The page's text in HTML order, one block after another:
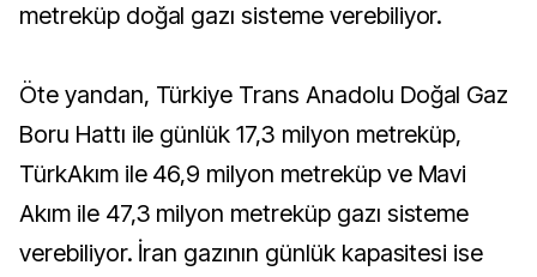
metreküp doğal gazı sisteme verebiliyor.
Öte yandan, Türkiye Trans Anadolu Doğal Gaz
Boru Hattı ile günlük 17,3 milyon metreküp,
TürkAkım ile 46,9 milyon metreküp ve Mavi
Akım ile 47,3 milyon metreküp gazı sisteme
verebiliyor. İran gazının günlük kapasitesi ise